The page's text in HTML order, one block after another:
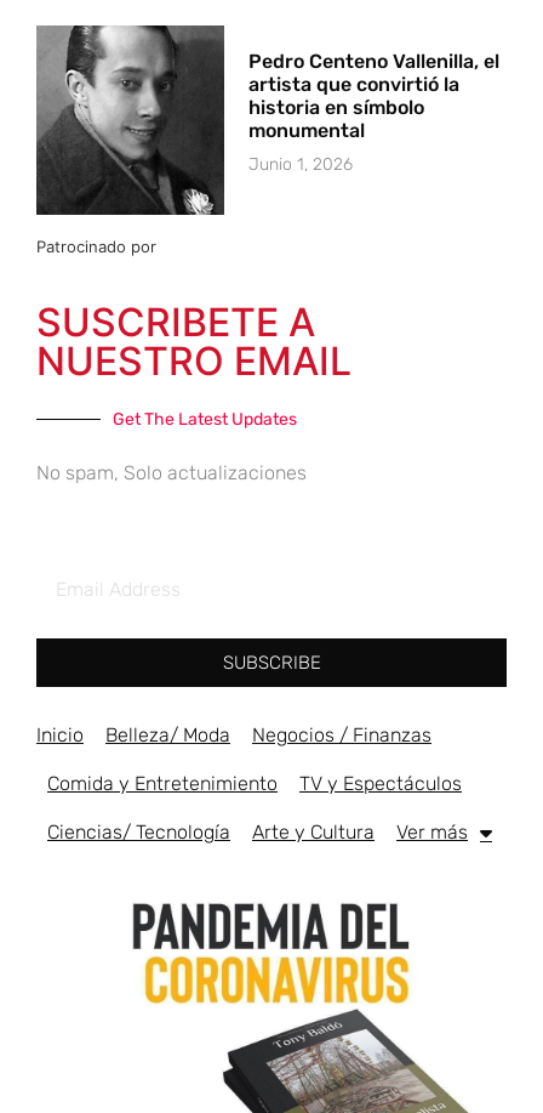
Pedro Centeno Vallenilla, el
artista que convirtió la
historia en símbolo
monumental
Junio 1, 2026
Patrocinado por
SUSCRIBETE A
NUESTRO EMAIL
Get The Latest Updates
No spam, Solo actualizaciones
SUBSCRIBE
Inicio Belleza/ Moda Negocios / Finanzas
Comida y Entretenimiento TV y Espectáculos
Ciencias/ Tecnología Arte y Cultura Ver más